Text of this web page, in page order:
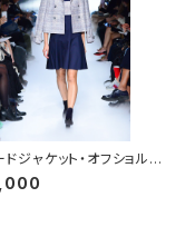
ジャケット・オフショルダ
ピースレディース 9号 M
- FORTUNA Tokyo レ